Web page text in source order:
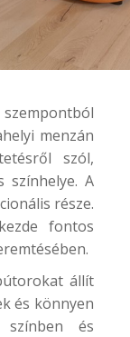
menzán
szól,
színhelye. A
része.
fontos
állít
és könnyen
színben és